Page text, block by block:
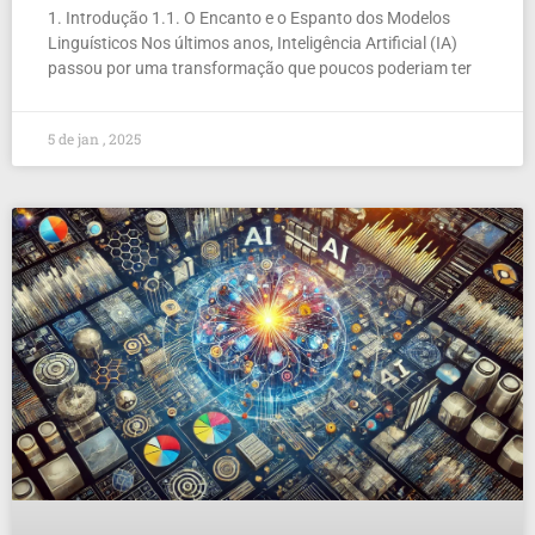
1. Introdução 1.1. O Encanto e o Espanto dos Modelos
Linguísticos Nos últimos anos, Inteligência Artificial (IA)
passou por uma transformação que poucos poderiam ter
5 de jan , 2025